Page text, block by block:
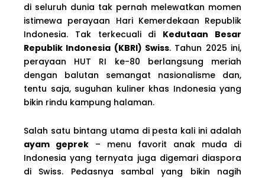
di seluruh dunia tak pernah melewatkan momen
istimewa perayaan Hari Kemerdekaan Republik
Indonesia. Tak terkecuali di Kedutaan Besar
Republik Indonesia (KBRI) Swiss. Tahun 2025 ini,
perayaan HUT RI ke-80 berlangsung meriah
dengan balutan semangat nasionalisme dan,
tentu saja, suguhan kuliner khas Indonesia yang
bikin rindu kampung halaman.
Salah satu bintang utama di pesta kali ini adalah
ayam geprek – menu favorit anak muda di
Indonesia yang ternyata juga digemari diaspora
di Swiss. Pedasnya sambal yang bikin nagih